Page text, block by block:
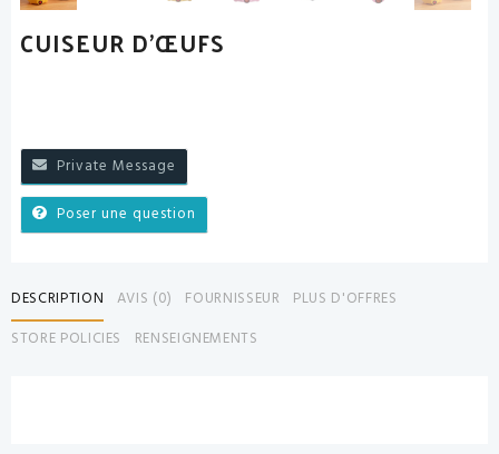
CUISEUR D’ŒUFS
Private Message
Poser une question
DESCRIPTION AVIS (0) FOURNISSEUR
PLUS D'OFFRES
STORE POLICIES
RENSEIGNEMENTS